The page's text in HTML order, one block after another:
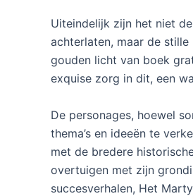
Uiteindelijk zijn het niet
achterlaten, maar de
gouden licht van boek
exquise zorg in dit, een
De personages, hoewel
thema’s en ideeën te
met de bredere
overtuigen met zijn
succesverhalen, Het